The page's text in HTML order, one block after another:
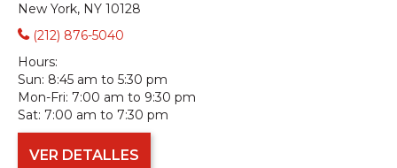
New York, NY 10128
(212) 876-5040
Hours:
Sun: 8:45 am to 5:30 pm
Mon-Fri: 7:00 am to 9:30 pm
Sat: 7:00 am to 7:30 pm
VER DETALLES